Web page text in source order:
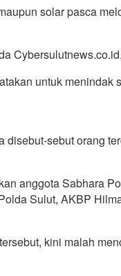
solar pasca
untuk menindak
sebut orang
anggota Sabhara
Sulut, AKBP
kini malah